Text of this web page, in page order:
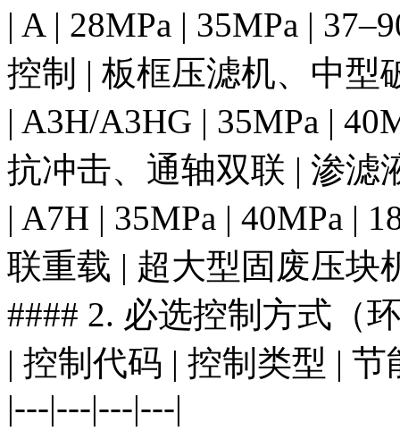
| A | 28MPa | 35MPa |
控制 | 板框压滤机、中型
| A3H/A3HG | 35MPa |
抗冲击、通轴双联 | 渗滤
| A7H | 35MPa | 40MPa |
联重载 | 超大型固废压块
#### 2. 必选控制方式（
| 控制代码 | 控制类型 |
|---|---|---|---|